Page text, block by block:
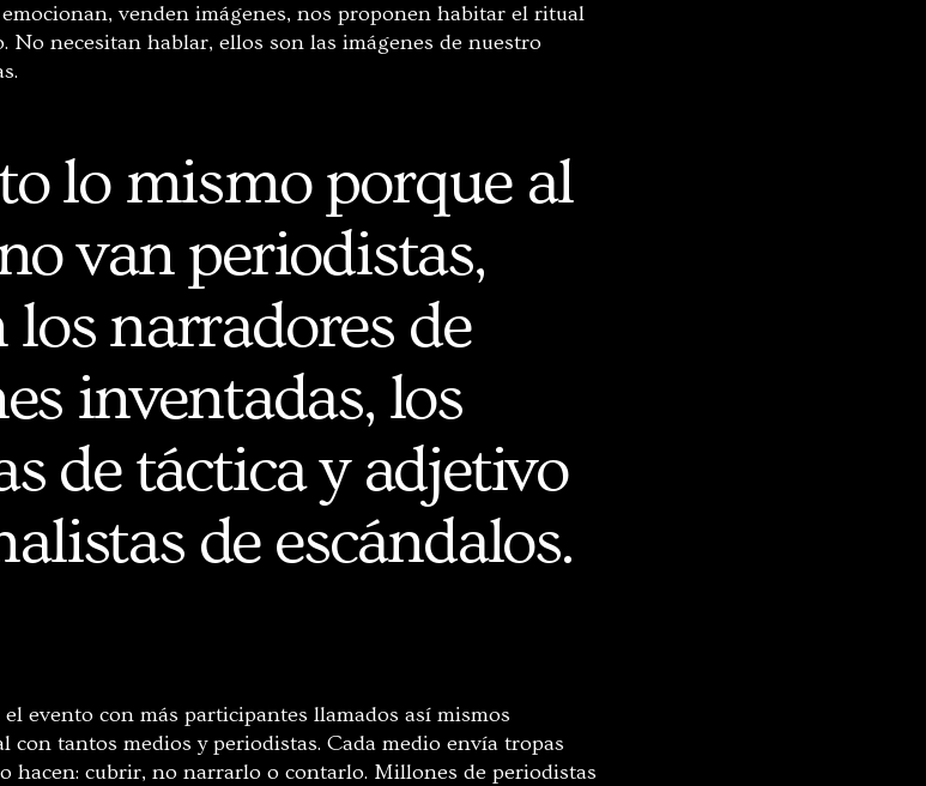
emocionan, venden imágenes, nos proponen habitar el ritual
No necesitan hablar, ellos son las imágenes de nuestro
lo mismo porque al
van periodistas,
narradores de
inventadas, los
de táctica y adjetivo
de escándalos.
evento con más participantes llamados así mismos
tantos medios y periodistas. Cada medio envía tropas
hacen: cubrir, no narrarlo o contarlo. Millones de periodistas